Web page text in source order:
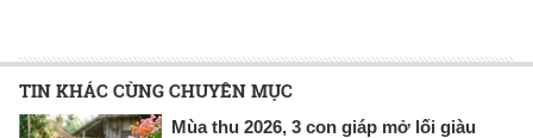
TIN KHÁC CÙNG CHUYÊN MỤC
Mùa thu 2026, 3 con giáp mở lối giàu